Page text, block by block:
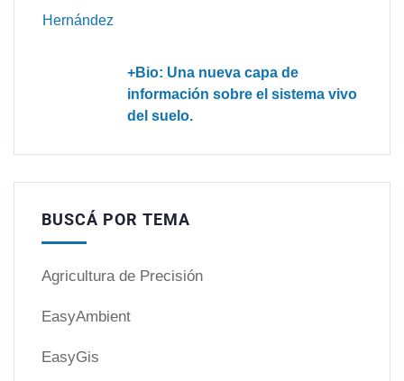
+Bio: Una nueva capa de
información sobre el sistema vivo
del suelo.
BUSCÁ POR TEMA
Agricultura de Precisión
EasyAmbient
EasyGis